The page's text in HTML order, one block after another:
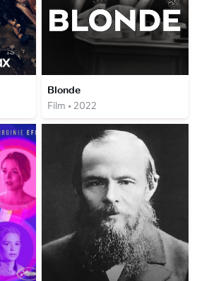
Blonde
Film • 2022